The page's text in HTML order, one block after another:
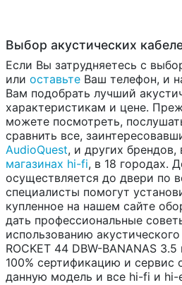
Выбор акустических
Если Вы затрудняетесь с
или оставьте Ваш телефон, и
Вам подобрать лучший
характеристикам и цене.
можете посмотреть,
сравнить все,
AudioQuest, и других
магазинах hi-fi, в 18 городах.
осуществляется до двери по
специалисты помогут
купленное на нашем сайте
дать профессиональные
использованию
ROCKET 44 DBW-BANANAS
100% сертификацию и сервис
данную модель и все hi-fi и hi-